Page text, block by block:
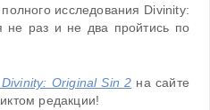
исследования Divinity:
не раз и не два пройтись по
Original Sin 2 на сайте
редакции!